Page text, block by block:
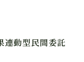
連動型民間委託